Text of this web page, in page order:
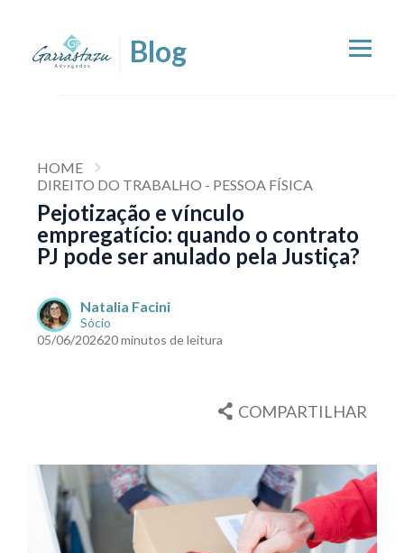
HOME
DIREITO DO TRABALHO - PESSOA FÍSICA
Pejotização e vínculo
empregatício: quando o contrato
PJ pode ser anulado pela Justiça?
Natalia Facini
Sócio
05/06/202620 minutos de leitura
COMPARTILHAR